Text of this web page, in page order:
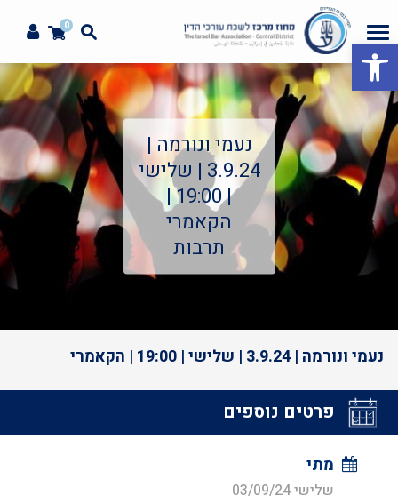
פתח סרגל נגישות
0
נעמי ונורמה |
3.9.24 | שלישי
| 19:00 |
הקאמרי
תרבות
נעמי ונורמה | 3.9.24 | שלישי | 19:00 | הקאמרי
פרטים נוספים
מתי
שלישי 03/09/24